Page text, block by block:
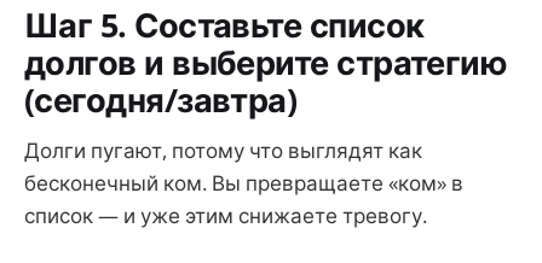
Шаг 5. Составьте список
долгов и выберите стратегию
(сегодня/завтра)
Долги пугают, потому что выглядят как
бесконечный ком. Вы превращаете «ком» в
список — и уже этим снижаете тревогу.